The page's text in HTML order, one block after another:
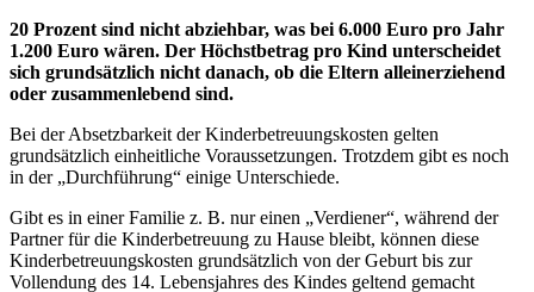
20 Prozent sind nicht abziehbar, was bei 6.000 Euro pro Jahr
1.200 Euro wären. Der Höchstbetrag pro Kind unterscheidet
sich grundsätzlich nicht danach, ob die Eltern alleinerziehend
oder zusammenlebend sind.
Bei der Absetzbarkeit der Kinderbetreuungskosten gelten
grundsätzlich einheitliche Voraussetzungen. Trotzdem gibt es noch
in der „Durchführung“ einige Unterschiede.
Gibt es in einer Familie z. B. nur einen „Verdiener“, während der
Partner für die Kinderbetreuung zu Hause bleibt, können diese
Kinderbetreuungskosten grundsätzlich von der Geburt bis zur
Vollendung des 14. Lebensjahres des Kindes geltend gemacht